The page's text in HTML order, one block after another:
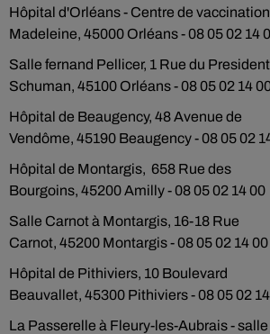
Hôpital d'Orléans - Centre de
Madeleine, 45000 Orléans - 08 05 02 14
Salle fernand Pellicer, 1 Rue du
Schuman, 45100 Orléans - 08 05 02 14
Hôpital de Beaugency, 48 Avenue de
Vendôme, 45190 Beaugency - 08 05 02
Hôpital de Montargis, 658 Rue des
Bourgoins, 45200 Amilly - 08 05 02 14 00
Salle Carnot à Montargis, 16-18 Rue
Carnot, 45200 Montargis - 08 05 02 14 00
Hôpital de Pithiviers, 10 Boulevard
Beauvallet, 45300 Pithiviers - 08 05 02
La Passerelle à Fleury-les-Aubrais -